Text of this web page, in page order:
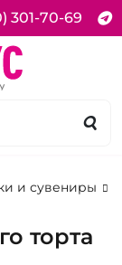
301-70-69
и сувениры
торта